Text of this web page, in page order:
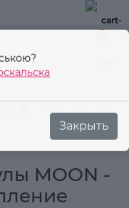
Масло для
Закрыть
MOON -